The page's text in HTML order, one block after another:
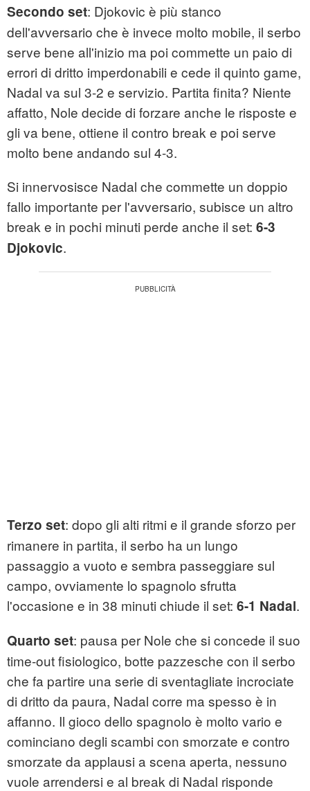
Secondo set: Djokovic è più stanco
dell'avversario che è invece molto mobile, il serbo
serve bene all'inizio ma poi commette un paio di
errori di dritto imperdonabili e cede il quinto game,
Nadal va sul 3-2 e servizio. Partita finita? Niente
affatto, Nole decide di forzare anche le risposte e
gli va bene, ottiene il contro break e poi serve
molto bene andando sul 4-3.
Si innervosisce Nadal che commette un doppio
fallo importante per l'avversario, subisce un altro
break e in pochi minuti perde anche il set: 6-3
Djokovic.
Terzo set: dopo gli alti ritmi e il grande sforzo per
rimanere in partita, il serbo ha un lungo
passaggio a vuoto e sembra passeggiare sul
campo, ovviamente lo spagnolo sfrutta
l'occasione e in 38 minuti chiude il set: 6-1 Nadal.
Quarto set: pausa per Nole che si concede il suo
time-out fisiologico, botte pazzesche con il serbo
che fa partire una serie di sventagliate incrociate
di dritto da paura, Nadal corre ma spesso è in
affanno. Il gioco dello spagnolo è molto vario e
cominciano degli scambi con smorzate e contro
smorzate da applausi a scena aperta, nessuno
vuole arrendersi e al break di Nadal risponde